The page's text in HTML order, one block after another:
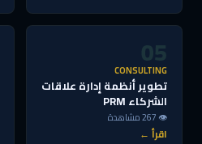
05
CONSULTING
تطوير أنظمة إدارة علاقات
الشركاء PRM
👁 267 مشاهدة
اقرأ ←